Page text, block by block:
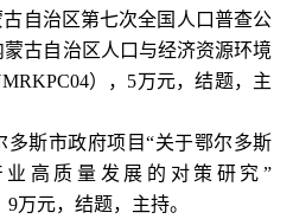
自治区第七次全国人口普查公
古自治区人口与经济资源环境
）， 5万元，结题，主
多斯市政府项目“关于鄂尔多斯
高质量发展的对策研究”
9万元，结题，主持。